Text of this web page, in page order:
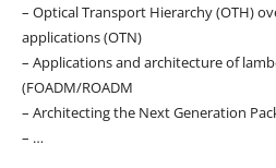
– Optical Transport Hierarchy (OTH)
applications (OTN)
– Applications and architecture of
(FOADM/ROADM
– Architecting the Next Generation
– …